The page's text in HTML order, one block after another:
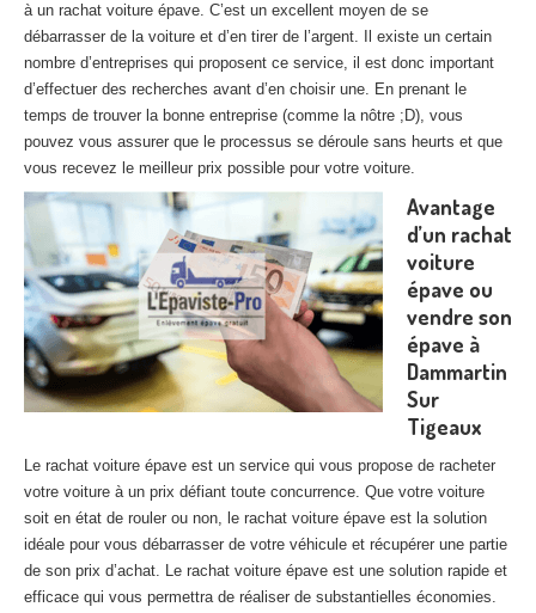
Centreagréé VHU 78 : casse auto avec destruction
Centreagréé VHU 91 : casse auto avec destruction
Centreagréé VHU 92 : casse auto avec destruction
Centre agréé VHU 93 : casse auto avec destruction
Centre agréé VHU 94 : casse auto avec destruction
Centreagréé VHU 95 : casse auto avec destruction
DOCUMENTSÀ JOINDRE
RACHATVÉHICULES
CONTACT
01 83 64 20 40
à un rachat voiture épave. C’est un excellent moyen de se
débarrasser de la voiture et d’en tirer de l’argent. Il existe un certain
nombre d’entreprises qui proposent ce service, il est donc important
d’effectuer des recherches avant d’en choisir une. En prenant le
temps de trouver la bonne entreprise (comme la nôtre ;D), vous
pouvez vous assurer que le processus se déroule sans heurts et que
vous recevez le meilleur prix possible pour votre voiture.
Avantage
d’un rachat
voiture
épave ou
vendre son
épave à
Dammartin
Sur
Tigeaux
Le rachat voiture épave est un service qui vous propose de racheter
votre voiture à un prix défiant toute concurrence. Que votre voiture
soit en état de rouler ou non, le rachat voiture épave est la solution
idéale pour vous débarrasser de votre véhicule et récupérer une partie
de son prix d’achat. Le rachat voiture épave est une solution rapide et
efficace qui vous permettra de réaliser de substantielles économies.